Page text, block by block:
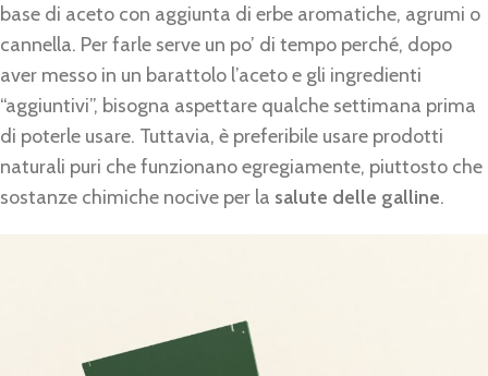
base di aceto con aggiunta di erbe aromatiche, agrumi o
cannella. Per farle serve un po’ di tempo perché, dopo
aver messo in un barattolo l’aceto e gli ingredienti
“aggiuntivi”, bisogna aspettare qualche settimana prima
di poterle usare. Tuttavia, è preferibile usare prodotti
naturali puri che funzionano egregiamente, piuttosto che
sostanze chimiche nocive per la salute delle galline.